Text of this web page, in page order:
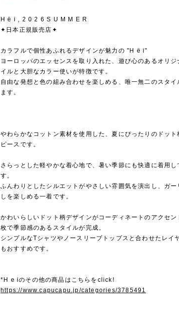
H ë i , 2 0 2 6 S U M M E R
✦日本正規販売店✦
カラフルで個性あふれるデザインが魅力の "H ë i"
ヨーロッパのエッセンスを取り入れた、遊び心のあるオリジ
イルと大胆なカラー使いが特徴です。
自由な発想と色の組み合わせを楽しめる、唯一無二のスタイ
ます。
やわらかなコットン素材を使用した、夏にぴったりのドット
ピースです。
さらっとした軽やかな着心地で、暑い季節にも快適に着用し
す。
ふんわりとしたシルエットがやさしい雰囲気を演出し、ガー
しを楽しめる一着です。
かわいらしいドット柄デザインがコーディネートのアクセン
枚で季節感のあるスタイルが完成。
シンプルなTシャツやノースリーブトップスと合わせたレイ
もおすすめです。
*H e iのその他の商品はこちらをclick!
https://www.capucapu.jp/categories/3785491